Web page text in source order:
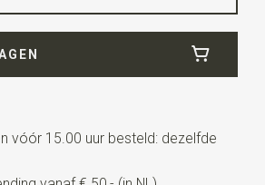
vóór 15.00 uur besteld: dezelfde